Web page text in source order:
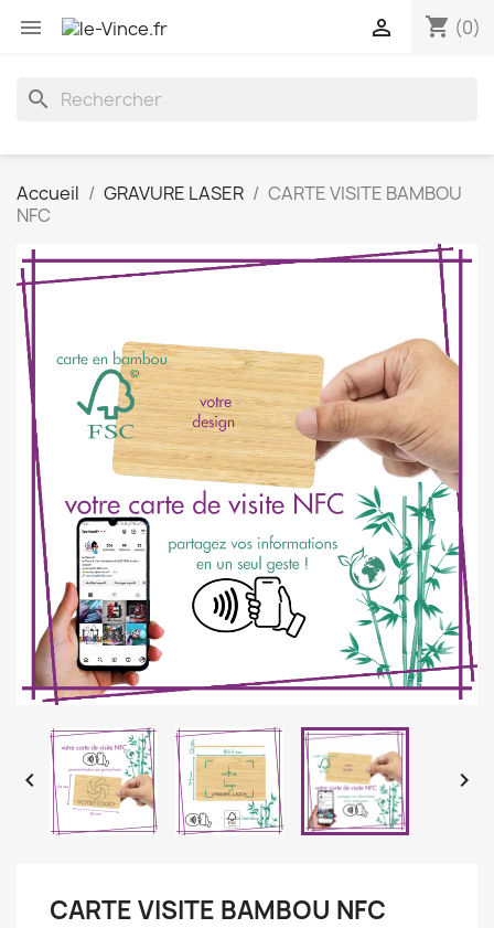
 shopping_cart (0)

search
Accueil GRAVURE LASER
CARTE VISITE BAMBOU
NFC
 
CARTE VISITE BAMBOU NFC